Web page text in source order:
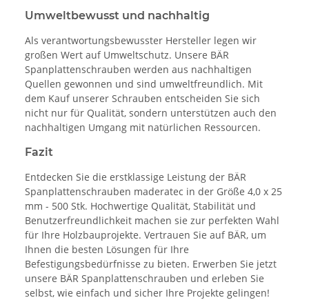
Umweltbewusst und nachhaltig
Als verantwortungsbewusster Hersteller legen wir
großen Wert auf Umweltschutz. Unsere BÄR
Spanplattenschrauben werden aus nachhaltigen
Quellen gewonnen und sind umweltfreundlich. Mit
dem Kauf unserer Schrauben entscheiden Sie sich
nicht nur für Qualität, sondern unterstützen auch den
nachhaltigen Umgang mit natürlichen Ressourcen.
Fazit
Entdecken Sie die erstklassige Leistung der BÄR
Spanplattenschrauben maderatec in der Größe 4,0 x 25
mm - 500 Stk. Hochwertige Qualität, Stabilität und
Benutzerfreundlichkeit machen sie zur perfekten Wahl
für Ihre Holzbauprojekte. Vertrauen Sie auf BÄR, um
Ihnen die besten Lösungen für Ihre
Befestigungsbedürfnisse zu bieten. Erwerben Sie jetzt
unsere BÄR Spanplattenschrauben und erleben Sie
selbst, wie einfach und sicher Ihre Projekte gelingen!